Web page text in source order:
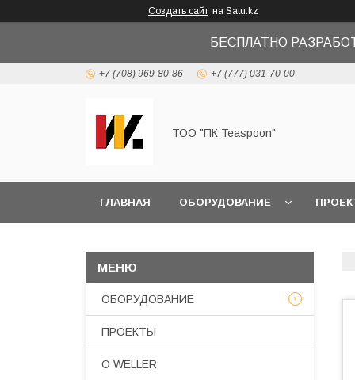
Создать сайт на Satu.kz
БЕСПЛАТНО
+7 (708) 969-80-86 +7 (777) 031-70-00
ТОО "ПК Teaspoon"
ГЛАВНАЯ ОБОРУДОВАНИЕ
ОБОРУДОВАНИЕ
ПРОЕКТЫ
О WELLER